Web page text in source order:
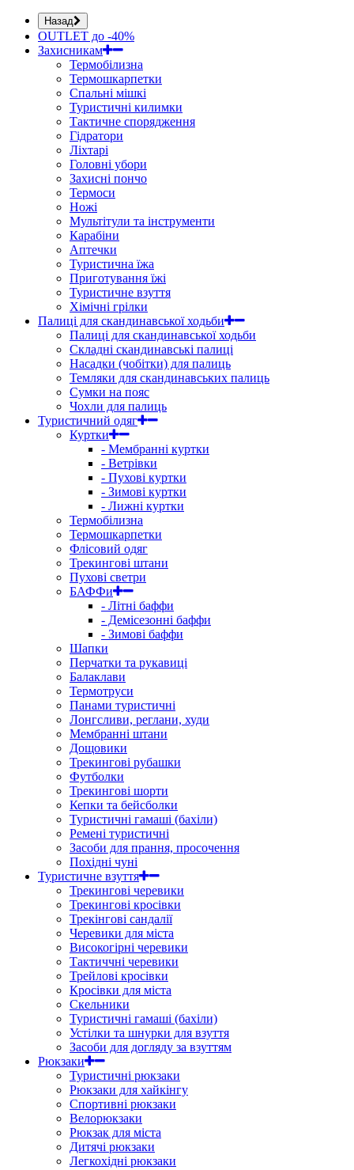
Назад
OUTLET до -40%
Захисникам
Термобілизна
Термошкарпетки
Спальні мішкі
Туристичні килимки
Тактичне спорядження
Гідратори
Ліхтарі
Головні убори
Захисні пончо
Термоси
Ножі
Мультітули та інструменти
Карабіни
Аптечки
Туристична їжа
Приготування їжі
Туристичне взуття
Хімічні грілки
Палиці для скандинавської ходьби
Палиці для скандинавської ходьби
Складні скандинавські палиці
Насадки (чобітки) для палиць
Темляки для скандинавських палиць
Сумки на пояс
Чохли для палиць
Туристичний одяг
Куртки
- Мембранні куртки
- Ветрівки
- Пухові куртки
- Зимові куртки
- Лижні куртки
Термобілизна
Термошкарпетки
Флісовий одяг
Трекингові штани
Пухові светри
БАФФи
- Літні баффи
- Демісезонні баффи
- Зимові баффи
Шапки
Перчатки та рукавиці
Балаклави
Термотруси
Панами туристичні
Лонгсливи, реглани, худи
Мембранні штани
Дощовики
Трекингові рубашки
Футболки
Трекингові шорти
Кепки та бейсболки
Туристичні гамаші (бахіли)
Ремені туристичні
Засоби для прання, просочення
Похідні чуні
Туристичне взуття
Трекингові черевики
Трекингові кросівки
Трекінгові сандалії
Черевики для міста
Високогірні черевики
Тактиччні черевики
Трейлові кросівки
Кросівки для міста
Скельники
Туристичні гамаші (бахіли)
Устілки та шнурки для взуття
Засоби для догляду за взуттям
Рюкзаки
Туристичні рюкзаки
Рюкзаки для хайкінгу
Спортивні рюкзаки
Велорюкзаки
Рюкзак для міста
Дитячі рюкзаки
Легкохідні рюкзаки